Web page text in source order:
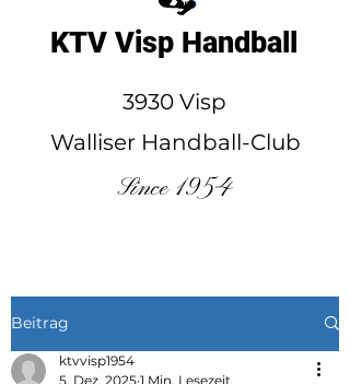
KTV Visp Handball
3930 Visp
Walliser Handball-Club
Since 1954
Beitrag
ktvvisp1954
5. Dez. 2025 1 Min. Lesezeit